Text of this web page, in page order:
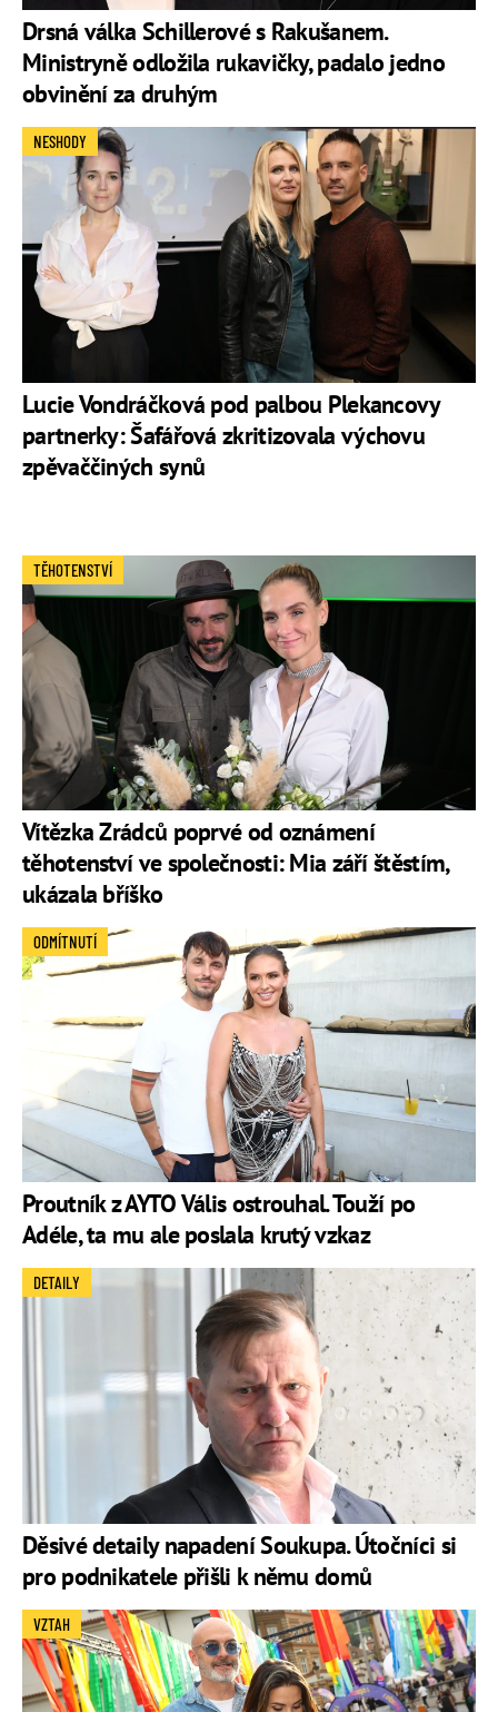
Drsná válka Schillerové s Rakušanem.
Ministryně odložila rukavičky, padalo jedno
obvinění za druhým
Lucie Vondráčková pod palbou Plekancovy
partnerky: Šafářová zkritizovala výchovu
zpěvaččiných synů
NESHODY
Vítězka Zrádců poprvé od oznámení
těhotenství ve společnosti: Mia září štěstím,
ukázala bříško
TĚHOTENSTVÍ
Proutník z AYTO Vális ostrouhal. Touží po
Adéle, ta mu ale poslala krutý vzkaz
ODMÍTNUTÍ
Děsivé detaily napadení Soukupa. Útočníci si
pro podnikatele přišli k němu domů
DETAILY
VZTAH